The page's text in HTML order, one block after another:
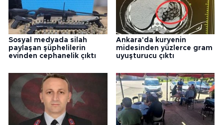
Sosyal medyada silah
paylaşan şüphelilerin
evinden cephanelik çıktı
Ankara'da kuryenin
midesinden yüzlerce gram
uyuşturucu çıktı